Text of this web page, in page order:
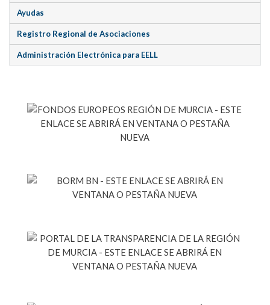
Ayudas
Registro Regional de Asociaciones
Administración Electrónica para EELL